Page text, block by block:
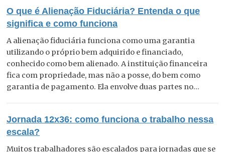
O que é Alienação Fiduciária? Entenda o que
significa e como funciona
A alienação fiduciária funciona como uma garantia
utilizando o próprio bem adquirido e financiado,
conhecido como bem alienado. A instituição financeira
fica com propriedade, mas não a posse, do bem como
garantia de pagamento. Ela envolve duas partes no...
Jornada 12x36: como funciona o trabalho nessa
escala?
Muitos trabalhadores são escalados para jornadas que se